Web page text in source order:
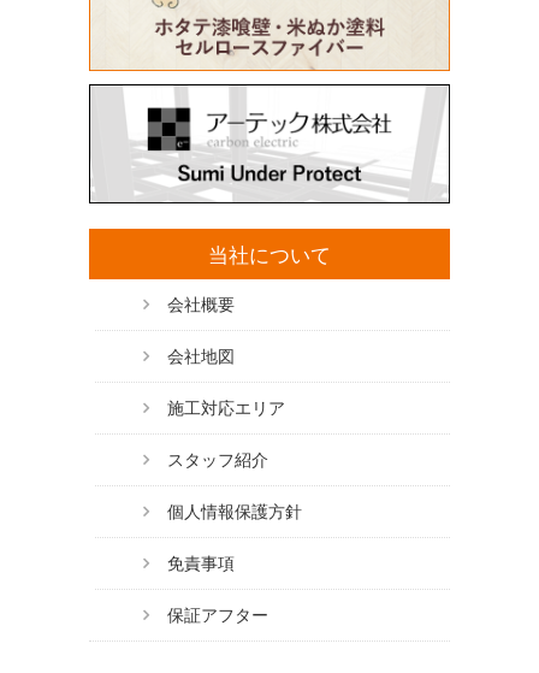
当社について
会社概要
会社地図
施工対応エリア
スタッフ紹介
個人情報保護方針
免責事項
保証アフター